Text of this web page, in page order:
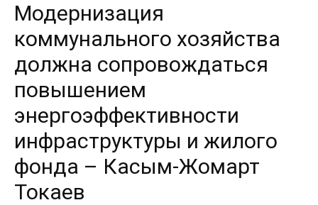
Модернизация
коммунального хозяйства
должна сопровождаться
повышением
энергоэффективности
инфраструктуры и жилого
фонда – Касым-Жомарт
Токаев